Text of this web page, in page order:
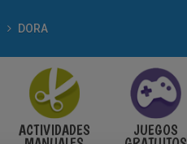
DORA
ACTIVIDADES JUEGOS